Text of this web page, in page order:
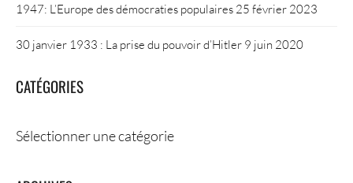
1947: L’Europe des démocraties populaires 25 février 2023
30 janvier 1933 : La prise du pouvoir d’Hitler 9 juin 2020
CATÉGORIES